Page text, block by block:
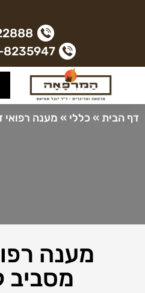
052-8235947
דף הבית » כללי » מענה רפואי
מענה
מסביב